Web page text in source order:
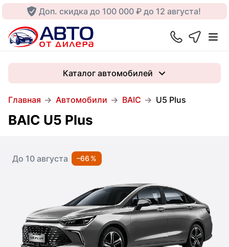
Доп. скидка до 100 000 ₽ до 12 августа!
Главная Автомобили BAIC U5 Plus
Каталог автомобилей
BAIC U5 Plus
До 10 августа –66 %